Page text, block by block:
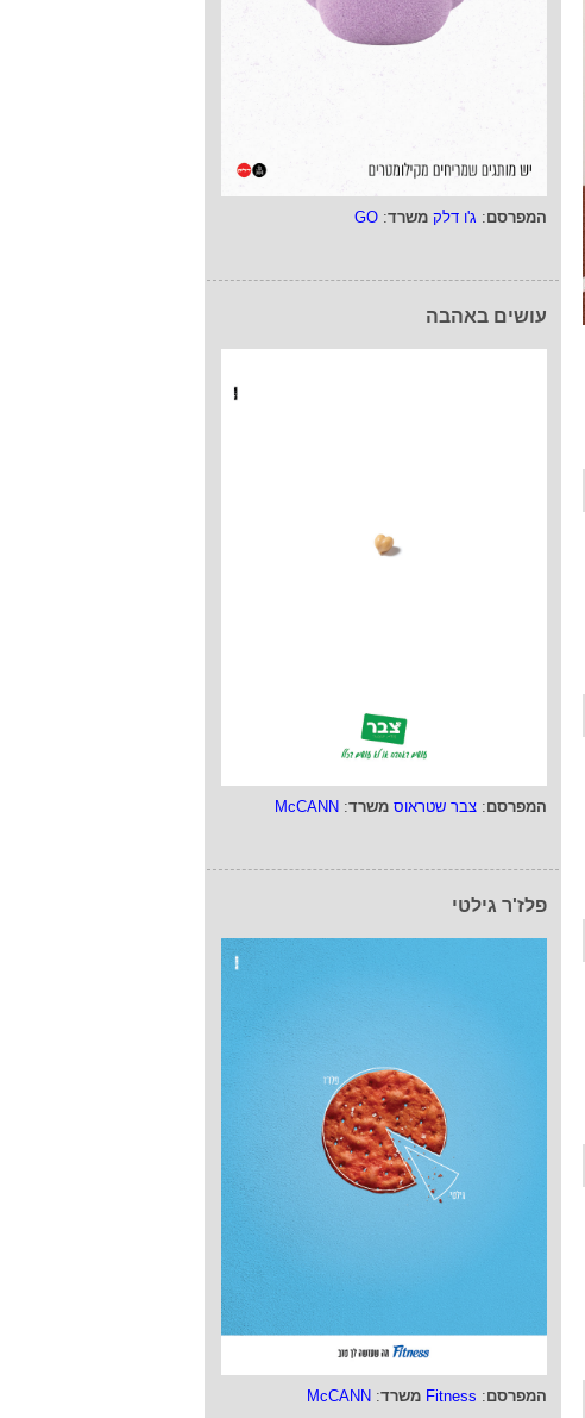
המפרסם: ג'ו דלק משרד:
GO
עושים באהבה
המפרסם: צבר שטראוס משרד:
McCANN
פלז'ר גילטי
המפרסם:
Fitness משרד:
McCANN